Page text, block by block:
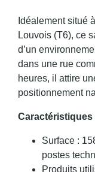
Idéalement situé
Louvois (T6), ce
d’un
dans une rue
heures, il attire
positionnement
Surface :
postes
Produits